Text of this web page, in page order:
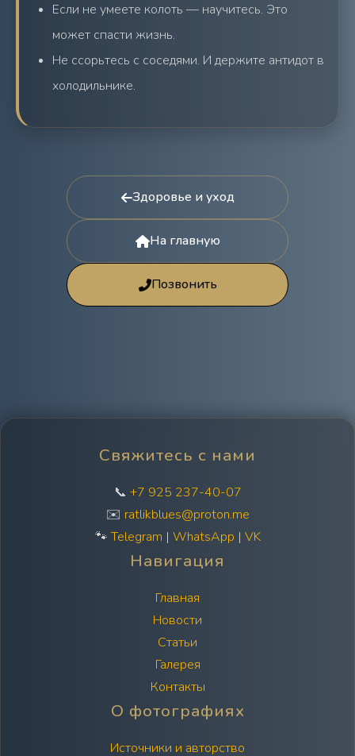
Если не умеете колоть — научитесь. Это
может спасти жизнь.
Не ссорьтесь с соседями. И держите антидот в
холодильнике.
Здоровье и уход
На главную
Позвонить
Свяжитесь с нами
📞 +7 925 237-40-07
✉️ ratlikblues@proton.me
🐾Telegram | WhatsApp | VK
Навигация
Главная
Новости
Статьи
Галерея
Контакты
О фотографиях
Источники и авторство